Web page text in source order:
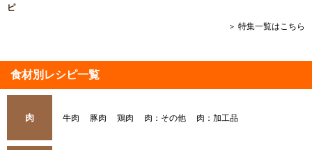
ピ
＞ 特集一覧はこちら
食材別レシピ一覧
肉 牛肉 豚肉 鶏肉 肉：その他 肉：加工品